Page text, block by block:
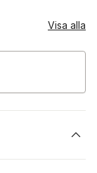
Visa alla